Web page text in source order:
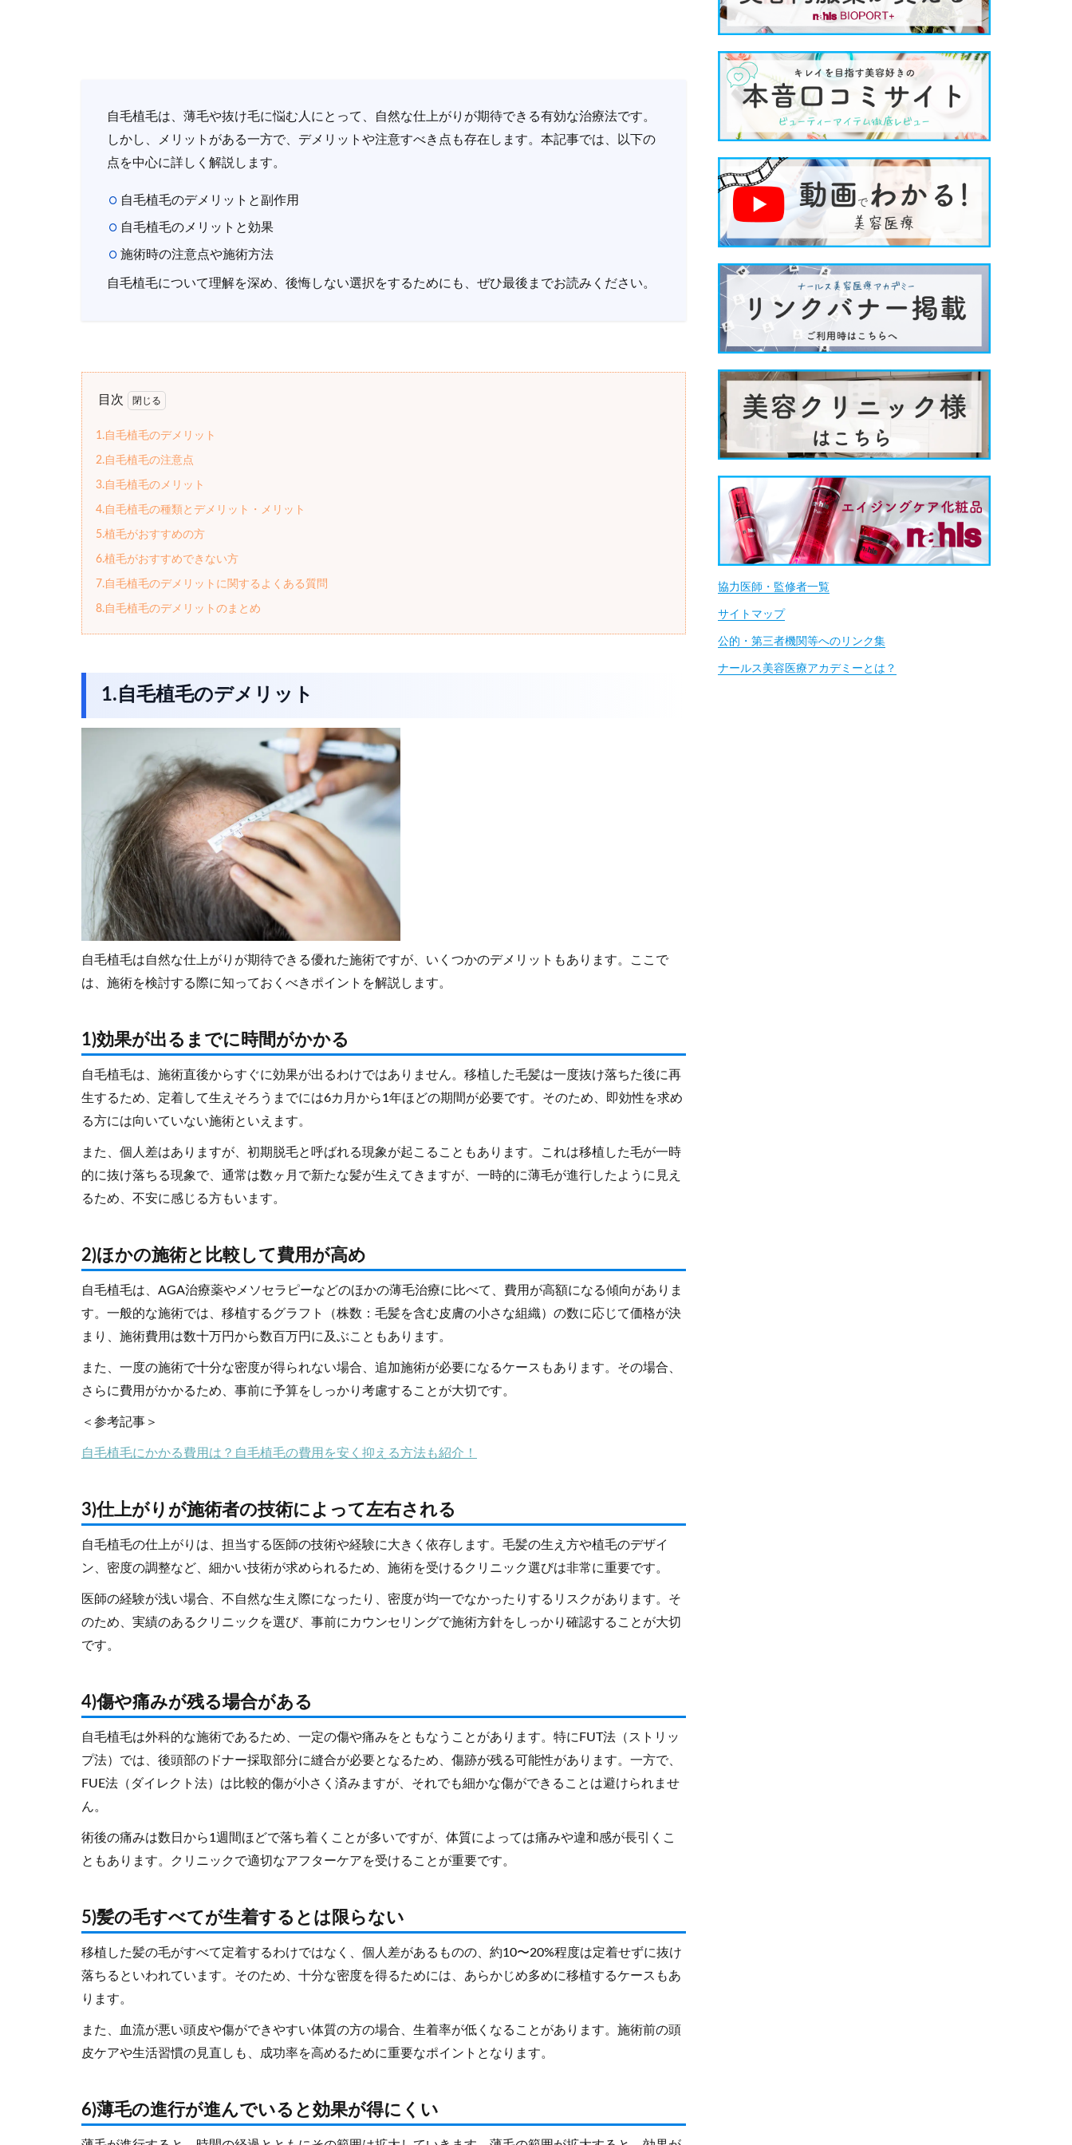
自毛植毛は、薄毛や抜け毛に悩む人にとって、自然な仕上がりが期待できる有効な治療法です。
しかし、メリットがある一方で、デメリットや注意すべき点も存在します。本記事では、以下の
点を中心に詳しく解説します。
自毛植毛のデメリットと副作用
自毛植毛のメリットと効果
施術時の注意点や施術方法
自毛植毛について理解を深め、後悔しない選択をするためにも、ぜひ最後までお読みください。
目次
1.自毛植毛のデメリット
2.自毛植毛の注意点
3.自毛植毛のメリット
4.自毛植毛の種類とデメリット・メリット
5.植毛がおすすめの方
6.植毛がおすすめできない方
7.自毛植毛のデメリットに関するよくある質問
8.自毛植毛のデメリットのまとめ
1.自毛植毛のデメリット
自毛植毛は自然な仕上がりが期待できる優れた施術ですが、いくつかのデメリットもあります。ここで
は、施術を検討する際に知っておくべきポイントを解説します。
1)効果が出るまでに時間がかかる
自毛植毛は、施術直後からすぐに効果が出るわけではありません。移植した毛髪は一度抜け落ちた後に再
生するため、定着して生えそろうまでには6カ月から1年ほどの期間が必要です。そのため、即効性を求め
る方には向いていない施術といえます。
また、個人差はありますが、初期脱毛と呼ばれる現象が起こることもあります。これは移植した毛が一時
的に抜け落ちる現象で、通常は数ヶ月で新たな髪が生えてきますが、一時的に薄毛が進行したように見え
るため、不安に感じる方もいます。
2)ほかの施術と比較して費用が高め
自毛植毛は、AGA治療薬やメソセラピーなどのほかの薄毛治療に比べて、費用が高額になる傾向がありま
す。一般的な施術では、移植するグラフト（株数：毛髪を含む皮膚の小さな組織）の数に応じて価格が決
まり、施術費用は数十万円から数百万円に及ぶこともあります。
また、一度の施術で十分な密度が得られない場合、追加施術が必要になるケースもあります。その場合、
さらに費用がかかるため、事前に予算をしっかり考慮することが大切です。
＜参考記事＞
自毛植毛にかかる費用は？自毛植毛の費用を安く抑える方法も紹介！
3)仕上がりが施術者の技術によって左右される
自毛植毛の仕上がりは、担当する医師の技術や経験に大きく依存します。毛髪の生え方や植毛のデザイ
ン、密度の調整など、細かい技術が求められるため、施術を受けるクリニック選びは非常に重要です。
医師の経験が浅い場合、不自然な生え際になったり、密度が均一でなかったりするリスクがあります。そ
のため、実績のあるクリニックを選び、事前にカウンセリングで施術方針をしっかり確認することが大切
です。
4)傷や痛みが残る場合がある
自毛植毛は外科的な施術であるため、一定の傷や痛みをともなうことがあります。特にFUT法（ストリッ
プ法）では、後頭部のドナー採取部分に縫合が必要となるため、傷跡が残る可能性があります。一方で、
FUE法（ダイレクト法）は比較的傷が小さく済みますが、それでも細かな傷ができることは避けられませ
ん。
術後の痛みは数日から1週間ほどで落ち着くことが多いですが、体質によっては痛みや違和感が長引くこ
ともあります。クリニックで適切なアフターケアを受けることが重要です。
5)髪の毛すべてが生着するとは限らない
移植した髪の毛がすべて定着するわけではなく、個人差があるものの、約10〜20%程度は定着せずに抜け
落ちるといわれています。そのため、十分な密度を得るためには、あらかじめ多めに移植するケースもあ
ります。
また、血流が悪い頭皮や傷ができやすい体質の方の場合、生着率が低くなることがあります。施術前の頭
皮ケアや生活習慣の見直しも、成功率を高めるために重要なポイントとなります。
6)薄毛の進行が進んでいると効果が得にくい
協力医師・監修者一覧
サイトマップ
公的・第三者機関等へのリンク集
ナールス美容医療アカデミーとは？